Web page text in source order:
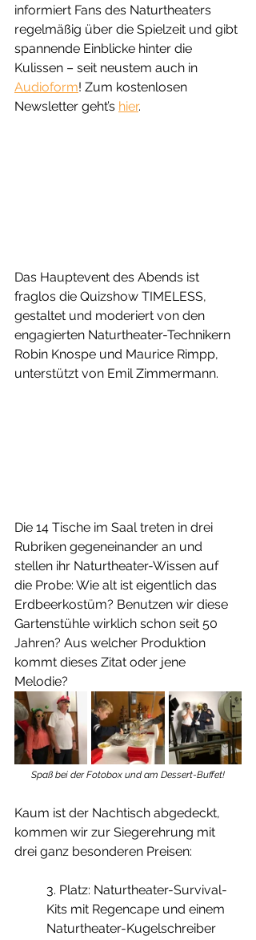
informiert Fans des Naturtheaters
regelmäßig über die Spielzeit und gibt
spannende Einblicke hinter die
Kulissen – seit neustem auch in
Audioform! Zum kostenlosen
Newsletter geht’s hier.
Das Hauptevent des Abends ist
fraglos die Quizshow TIMELESS,
gestaltet und moderiert von den
engagierten Naturtheater-Technikern
Robin Knospe und Maurice Rimpp,
unterstützt von Emil Zimmermann.
Die 14 Tische im Saal treten in drei
Rubriken gegeneinander an und
stellen ihr Naturtheater-Wissen auf
die Probe: Wie alt ist eigentlich das
Erdbeerkostüm? Benutzen wir diese
Gartenstühle wirklich schon seit 50
Jahren? Aus welcher Produktion
kommt dieses Zitat oder jene
Melodie?
Spaß bei der Fotobox und am Dessert-Buffet!
Kaum ist der Nachtisch abgedeckt,
kommen wir zur Siegerehrung mit
drei ganz besonderen Preisen:
3. Platz: Naturtheater-Survival-
Kits mit Regencape und einem
Naturtheater-Kugelschreiber